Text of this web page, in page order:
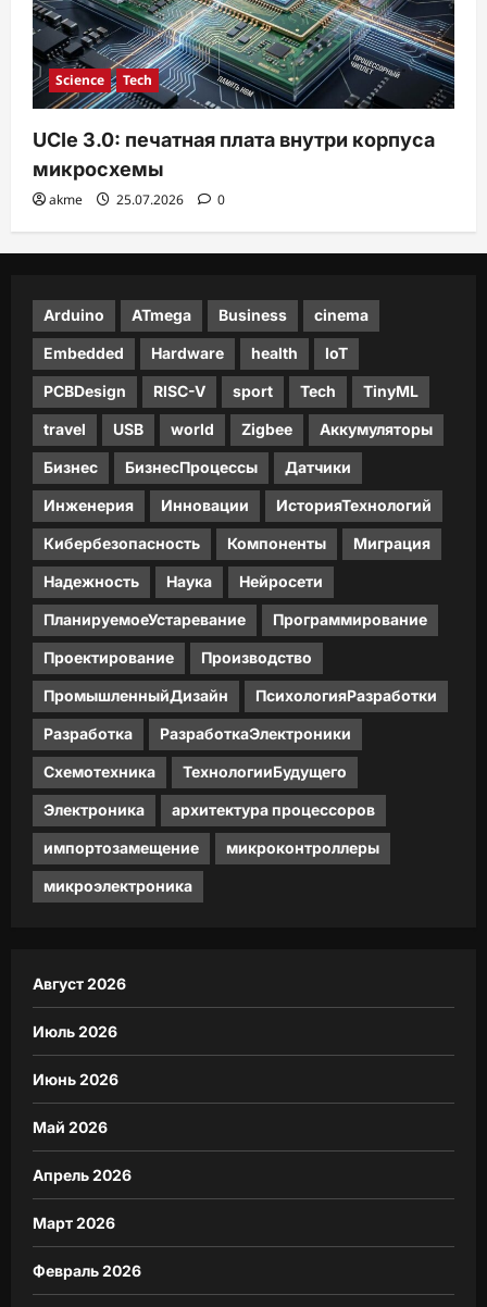
Science Tech
UCIe 3.0: печатная плата внутри корпуса
микросхемы
akme 25.07.2026 0
Arduino ATmega Business cinema
Embedded Hardware health IoT
PCBDesign RISC-V sport Tech TinyML
travel USB world Zigbee Аккумуляторы
Бизнес БизнесПроцессы Датчики
Инженерия Инновации ИсторияТехнологий
Кибербезопасность Компоненты Миграция
Надежность Наука Нейросети
ПланируемоеУстаревание Программирование
Проектирование Производство
ПромышленныйДизайн ПсихологияРазработки
Разработка РазработкаЭлектроники
Схемотехника ТехнологииБудущего
Электроника архитектура процессоров
импортозамещение микроконтроллеры
микроэлектроника
Август 2026
Июль 2026
Июнь 2026
Май 2026
Апрель 2026
Март 2026
Февраль 2026